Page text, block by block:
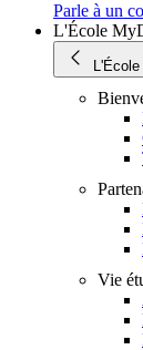
Parle à un
L'École
Vie